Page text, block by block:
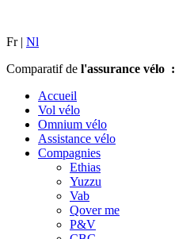
Fr | Nl
Comparatif de l'assurance vélo :
Accueil
Vol vélo
Omnium vélo
Assistance vélo
Compagnies
Ethias
Yuzzu
Vab
Qover me
P&V